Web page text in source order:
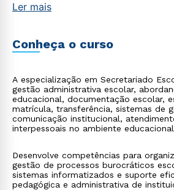
Ler mais
Conheça o curso
A especialização em Secretariado
gestão administrativa escolar,
educacional, documentação escolar,
matrícula, transferência, sistemas de
comunicação institucional,
interpessoais no ambiente
Desenvolve competências para
gestão de processos burocráticos
sistemas informatizados e suporte
pedagógica e administrativa de